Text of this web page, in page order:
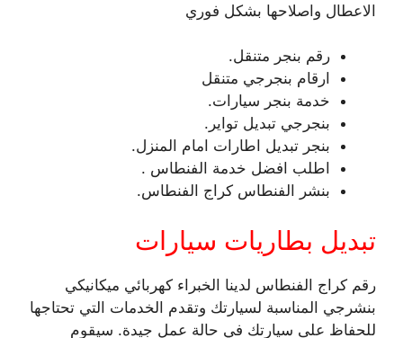
الاعطال واصلاحها بشكل فوري
رقم بنجر متنقل.
ارقام بنجرجي متنقل
خدمة بنجر سيارات.
بنجرجي تبديل تواير.
بنجر تبديل اطارات امام المنزل.
اطلب افضل خدمة الفنطاس .
بنشر الفنطاس كراج الفنطاس.
تبديل بطاريات سيارات
رقم كراج الفنطاس لدينا الخبراء كهربائي ميكانيكي
بنشرجي المناسبة لسيارتك وتقدم الخدمات التي تحتاجها
للحفاظ على سيارتك في حالة عمل جيدة. سيقوم